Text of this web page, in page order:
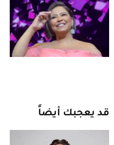
قد يعجبك أيضاً